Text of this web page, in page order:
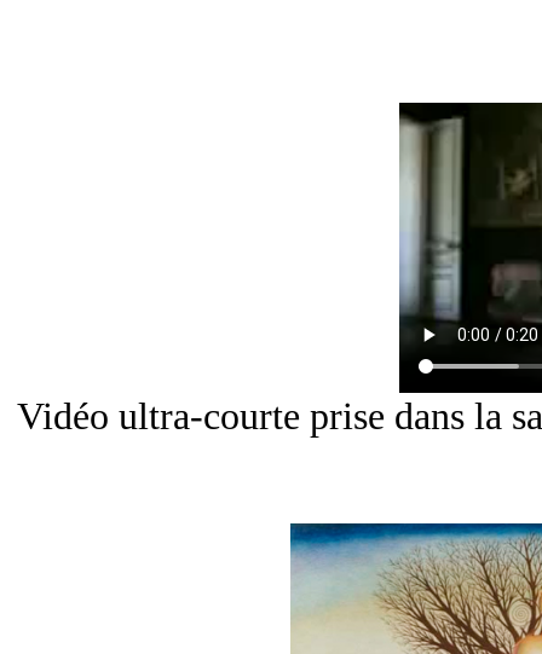
Vidéo ultra-courte prise dans la